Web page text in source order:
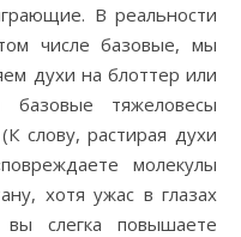
В реальности
числе базовые, мы
духи на блоттер или
тяжеловесы
слову, растирая духи
молекулы
хотя ужас в глазах
слегка повышаете